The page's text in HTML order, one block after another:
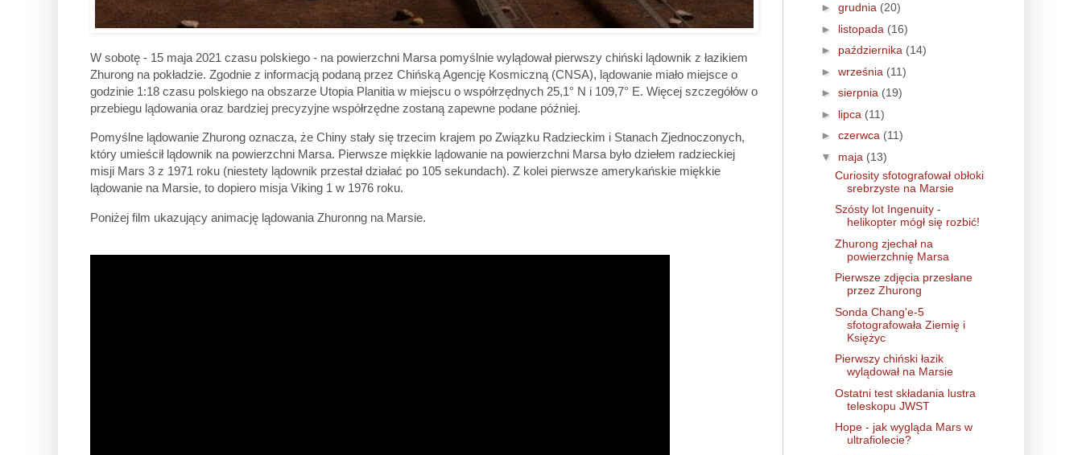
W sobotę - 15 maja 2021 czasu polskiego - na powierzchni Marsa pomyślnie wylądował pierwszy chiński lądownik z łazikiem
Zhurong na pokładzie. Zgodnie z informacją podaną przez Chińską Agencję Kosmiczną (CNSA), lądowanie miało miejsce o
godzinie 1:18 czasu polskiego na obszarze Utopia Planitia w miejscu o współrzędnych 25,1° N i 109,7° E. Więcej szczegółów o
przebiegu lądowania oraz bardziej precyzyjne współrzędne zostaną zapewne podane później.
Pomyślne lądowanie Zhurong oznacza, że Chiny stały się trzecim krajem po Związku Radzieckim i Stanach Zjednoczonych,
który umieścił lądownik na powierzchni Marsa. Pierwsze miękkie lądowanie na powierzchni Marsa było dziełem radzieckiej
misji Mars 3 z 1971 roku (niestety lądownik przestał działać po 105 sekundach). Z kolei pierwsze amerykańskie miękkie
lądowanie na Marsie, to dopiero misja Viking 1 w 1976 roku.
Poniżej film ukazujący animację lądowania Zhuronng na Marsie.
► grudnia (20)
► listopada (16)
► października (14)
► września (11)
► sierpnia (19)
► lipca (11)
► czerwca (11)
▼ maja (13)
Curiosity sfotografował obłoki
srebrzyste na Marsie
Szósty lot Ingenuity -
helikopter mógł się rozbić!
Zhurong zjechał na
powierzchnię Marsa
Pierwsze zdjęcia przesłane
przez Zhurong
Sonda Chang'e-5
sfotografowała Ziemię i
Księżyc
Pierwszy chiński łazik
wylądował na Marsie
Ostatni test składania lustra
teleskopu JWST
Hope - jak wygląda Mars w
ultrafiolecie?